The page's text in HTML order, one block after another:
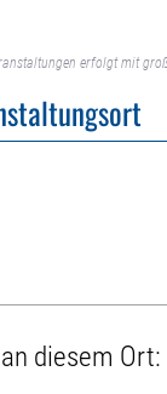
erfolgt mit
diesem Ort: